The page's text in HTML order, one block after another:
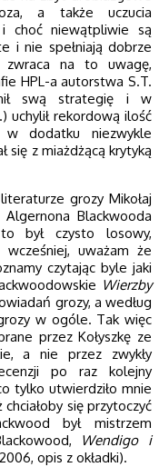
a także uczucia
choć niewątpliwie są
i nie spełniają dobrze
zwraca na to uwagę,
HPL-a autorstwa S.T.
swą strategię i w
uchylił rekordową ilość
dodatku niezwykle
się z miażdżącą krytyką
grozy Mikołaj
Blackwooda
był czysto losowy,
uważam że
czytając byle jaki
Wierzby
grozy, a według
w ogóle. Tak więc
przez Kołyszkę ze
a nie przez zwykły
po raz kolejny
tylko utwierdziło mnie
się przytoczyć
był mistrzem
Wendigo i
opis z okładki).